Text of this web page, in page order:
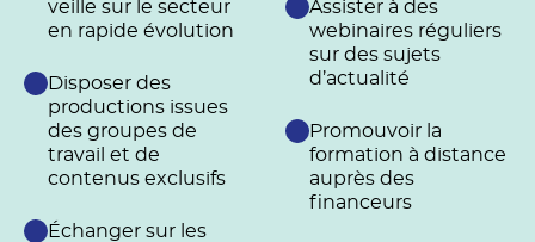
veille sur le secteur
en rapide évolution
Disposer des
productions issues
des groupes de
travail et de
contenus exclusifs
Échanger sur les
Assister à des
webinaires réguliers
sur des sujets
d’actualité
Promouvoir la
formation à distance
auprès des
financeurs